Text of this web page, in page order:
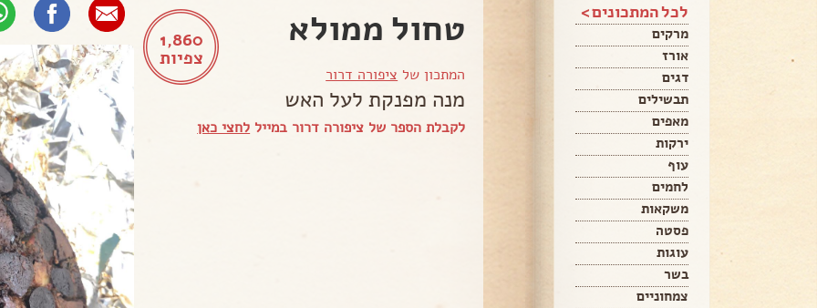
לכל המתכונים >
מרקים
אורז
דגים
תבשילים
מאפים
ירקות
עוף
לחמים
משקאות
פסטה
עוגות
בשר
צמחוניים
1,860
צפיות
טחול ממולא
המתכון של ציפורה דרור
מנה מפנקת לעל האש
לקבלת הספר של ציפורה דרור במייל לחצי כאן